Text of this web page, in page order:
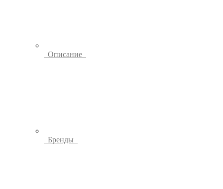
Описание
Бренды